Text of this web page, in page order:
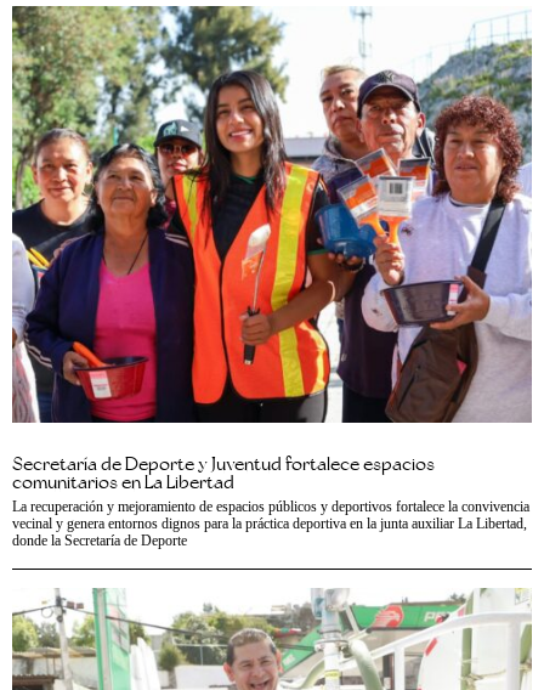
Secretaría de Deporte y Juventud fortalece espacios
comunitarios en La Libertad
La recuperación y mejoramiento de espacios públicos y deportivos fortalece la convivencia
vecinal y genera entornos dignos para la práctica deportiva en la junta auxiliar La Libertad,
donde la Secretaría de Deporte